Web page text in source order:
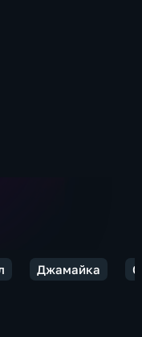
Джамайка